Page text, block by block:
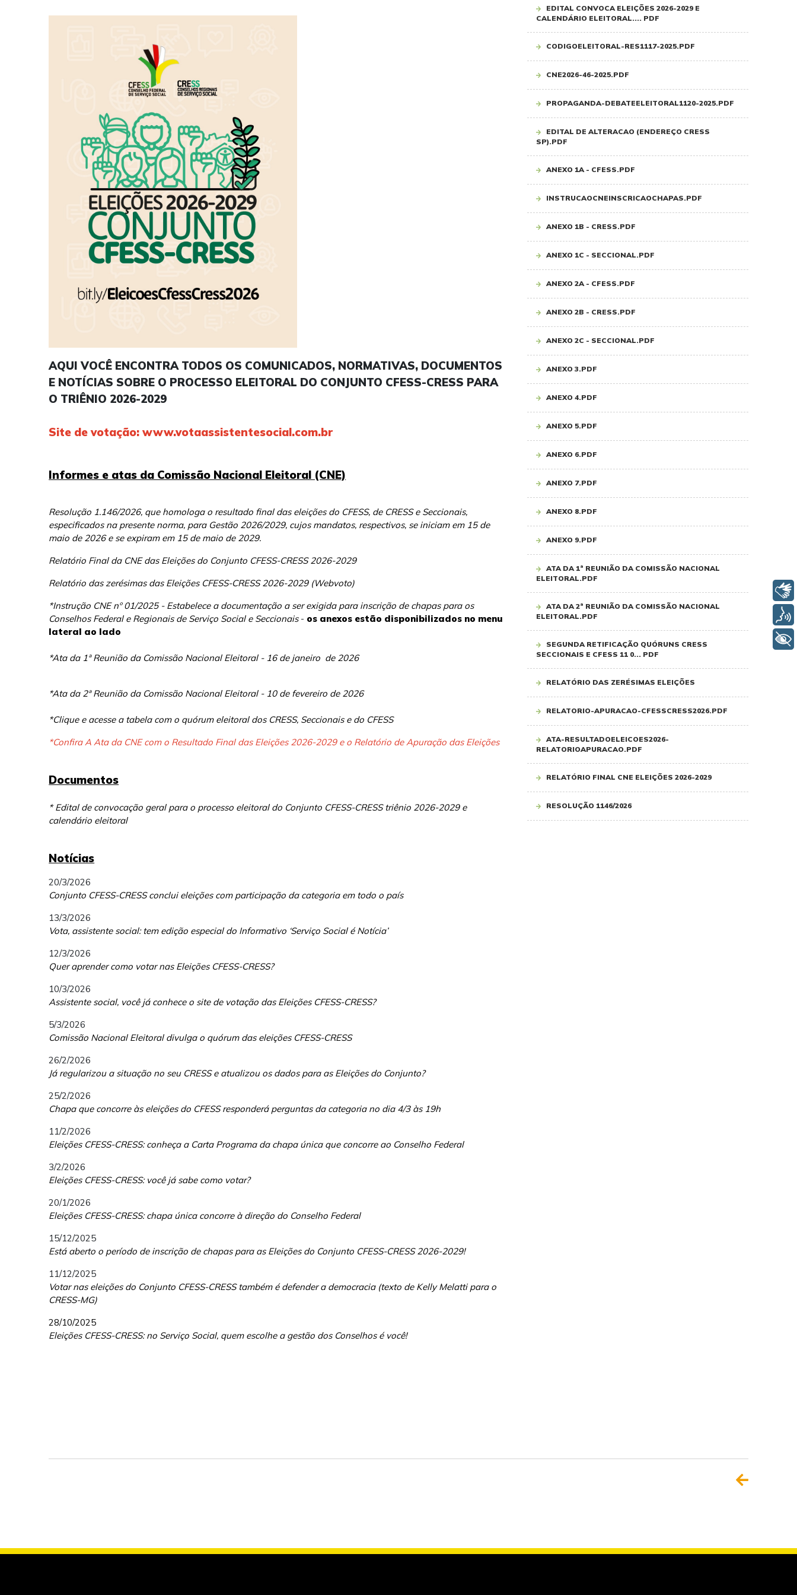
AQUI VOCÊ ENCONTRA TODOS OS COMUNICADOS, NORMATIVAS, DOCUMENTOS
E NOTÍCIAS SOBRE O PROCESSO ELEITORAL DO CONJUNTO CFESS-CRESS PARA
O TRIÊNIO 2026-2029
Site de votação:www.votaassistentesocial.com.br
Informes e atas da Comissão Nacional Eleitoral (CNE)
Resolução 1.146/2026, que homologa o resultado final das eleições do CFESS, de CRESS e Seccionais,
especificados na presente norma, para Gestão 2026/2029, cujos mandatos, respectivos, se iniciam em 15 de
maio de 2026 e se expiram em 15 de maio de 2029.
Relatório Final da CNE das Eleições do Conjunto CFESS-CRESS 2026-2029
Relatório das zerésimas das Eleições CFESS-CRESS 2026-2029 (Webvoto)
*Instrução CNE nº 01/2025 - Estabelece a documentação a ser exigida para inscrição de chapas para os
Conselhos Federal e Regionais de Serviço Social e Seccionais- os anexos estão disponibilizados no menu
lateral ao lado
*Ata da 1ª Reunião da Comissão Nacional Eleitoral - 16 de janeiro de 2026
*Ata da 2ª Reunião da Comissão Nacional Eleitoral - 10 de fevereiro de 2026
*Clique e acesse a tabela com o quórum eleitoral dos CRESS, Seccionais e do CFESS
*Confira A Ata da CNE com o Resultado Final das Eleições 2026-2029 e o Relatório de Apuração das Eleições
Documentos
* Edital de convocação geral para o processo eleitoral do Conjunto CFESS-CRESS triênio 2026-2029 e
calendário eleitoral
Notícias
20/3/2026
Conjunto CFESS-CRESS conclui eleições com participação da categoria em todo o país
13/3/2026
Vota, assistente social: tem edição especial do Informativo ‘Serviço Social é Notícia’
12/3/2026
Quer aprender como votar nas Eleições CFESS-CRESS?
10/3/2026
Assistente social, você já conhece o site de votação das Eleições CFESS-CRESS?
5/3/2026
Comissão Nacional Eleitoral divulga o quórum das eleições CFESS-CRESS
26/2/2026
Já regularizou a situação no seu CRESS e atualizou os dados para as Eleições do Conjunto?
25/2/2026
Chapa que concorre às eleições do CFESS responderá perguntas da categoria no dia 4/3 às 19h
11/2/2026
Eleições CFESS-CRESS: conheça a Carta Programa da chapa única que concorre ao Conselho Federal
3/2/2026
Eleições CFESS-CRESS: você já sabe como votar?
20/1/2026
Eleições CFESS-CRESS: chapa única concorre à direção do Conselho Federal
15/12/2025
Está aberto o período de inscrição de chapas para as Eleições do Conjunto CFESS-CRESS 2026-2029!
11/12/2025
Votar nas eleições do Conjunto CFESS-CRESS também é defender a democracia (texto de Kelly Melatti para o
CRESS-MG)
28/10/2025
Eleições CFESS-CRESS: no Serviço Social, quem escolhe a gestão dos Conselhos é você!
EDITAL CONVOCA ELEIÇÕES 2026-2029 E
CALENDÁRIO ELEITORAL.... PDF
CODIGOELEITORAL-RES1117-2025.PDF
CNE2026-46-2025.PDF
PROPAGANDA-DEBATEELEITORAL1120-2025.PDF
EDITAL DE ALTERACAO (ENDEREÇO CRESS
SP).PDF
ANEXO 1A - CFESS.PDF
INSTRUCAOCNEINSCRICAOCHAPAS.PDF
ANEXO 1B - CRESS.PDF
ANEXO 1C - SECCIONAL.PDF
ANEXO 2A - CFESS.PDF
ANEXO 2B - CRESS.PDF
ANEXO 2C - SECCIONAL.PDF
ANEXO 3.PDF
ANEXO 4.PDF
ANEXO 5.PDF
ANEXO 6.PDF
ANEXO 7.PDF
ANEXO 8.PDF
ANEXO 9.PDF
ATA DA 1ª REUNIÃO DA COMISSÃO NACIONAL
ELEITORAL.PDF
ATA DA 2ª REUNIÃO DA COMISSÃO NACIONAL
ELEITORAL.PDF
SEGUNDA RETIFICAÇÃO QUÓRUNS CRESS
SECCIONAIS E CFESS 11 0... PDF
RELATÓRIO DAS ZERÉSIMAS ELEIÇÕES
RELATORIO-APURACAO-CFESSCRESS2026.PDF
ATA-RESULTADOELEICOES2026-
RELATORIOAPURACAO.PDF
RELATÓRIO FINAL CNE ELEIÇÕES 2026-2029
RESOLUÇÃO 1146/2026
Libras
+ Acessibilidade